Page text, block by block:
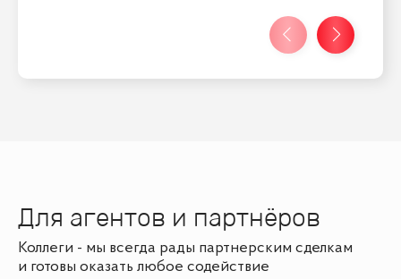
Для агентов и партнёров
Коллеги - мы всегда рады партнерским сделкам
и готовы оказать любое содействие